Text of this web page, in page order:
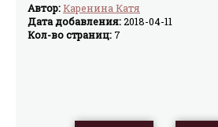
Автор:Каренина Катя
Дата добавления:2018-04-11
Кол-во страниц: 7